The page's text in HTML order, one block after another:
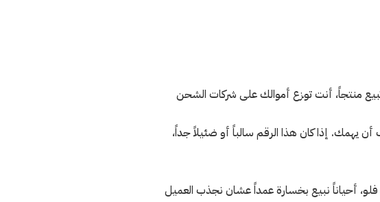
وتخسر فيه نص ريال. أنت لا تبيع منتجاً، أنت توزع أموالك على شركات الشحن
يهمك. إذا كان هذا الرقم سالباً أو ضئيلاً جداً،
أحياناً نبيع بخسارة عمداً عشان نجذب العميل